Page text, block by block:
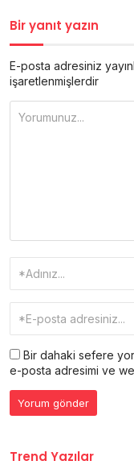
Bir yanıt yazın
E-posta adresiniz
işaretlenmişlerdir
Bir dahaki sefere
e-posta adresimi ve
Trend Yazılar